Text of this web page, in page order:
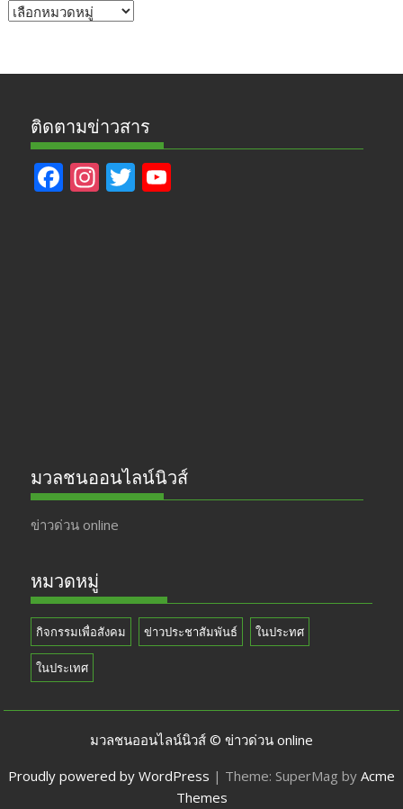
หัวข้อ
ติดตามข่าวสาร
F In T
มวลชนออนไลน์นิวส์
ข่าวด่วน online
หมวดหมู่
กิจกรรมเพื่อสังคม ข่าวประชาสัมพันธ์ ในประทศ
ในประเทศ
มวลชนออนไลน์นิวส์ © ข่าวด่วน online
Proudly powered by WordPress | Theme: SuperMag by Acme
Themes